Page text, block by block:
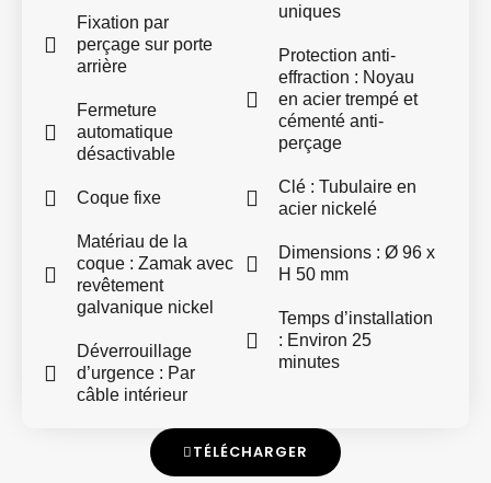
Fixation par
perçage sur porte
arrière
Fermeture
automatique
désactivable
Coque fixe
Matériau de la
coque : Zamak avec
revêtement
galvanique nickel
Déverrouillage
d’urgence : Par
câble intérieur
uniques
Protection anti-
effraction : Noyau
en acier trempé et
cémenté anti-
perçage
Clé : Tubulaire en
acier nickelé
Dimensions : Ø 96 x
H 50 mm
Temps d’installation
: Environ 25
minutes
TÉLÉCHARGER